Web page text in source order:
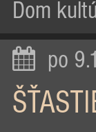
Dom
po